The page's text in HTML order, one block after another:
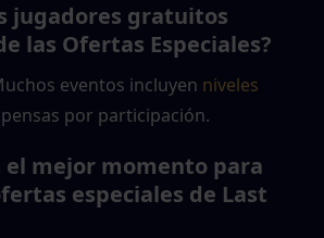
jugadores gratuitos
las Ofertas Especiales?
eventos incluyen niveles
por participación.
el mejor momento para
especiales de Last